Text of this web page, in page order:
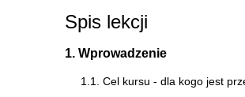
Spis lekcji
1. Wprowadzenie
1.1. Cel kursu - dla kogo jest